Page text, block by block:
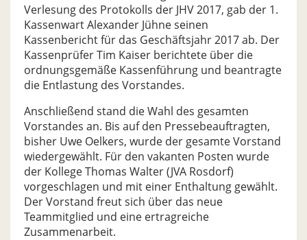
Verlesung des Protokolls der JHV 2017, gab der 1.
Kassenwart Alexander Jühne seinen
Kassenbericht für das Geschäftsjahr 2017 ab. Der
Kassenprüfer Tim Kaiser berichtete über die
ordnungsgemäße Kassenführung und beantragte
die Entlastung des Vorstandes.
Anschließend stand die Wahl des gesamten
Vorstandes an. Bis auf den Pressebeauftragten,
bisher Uwe Oelkers, wurde der gesamte Vorstand
wiedergewählt. Für den vakanten Posten wurde
der Kollege Thomas Walter (JVA Rosdorf)
vorgeschlagen und mit einer Enthaltung gewählt.
Der Vorstand freut sich über das neue
Teammitglied und eine ertragreiche
Zusammenarbeit.